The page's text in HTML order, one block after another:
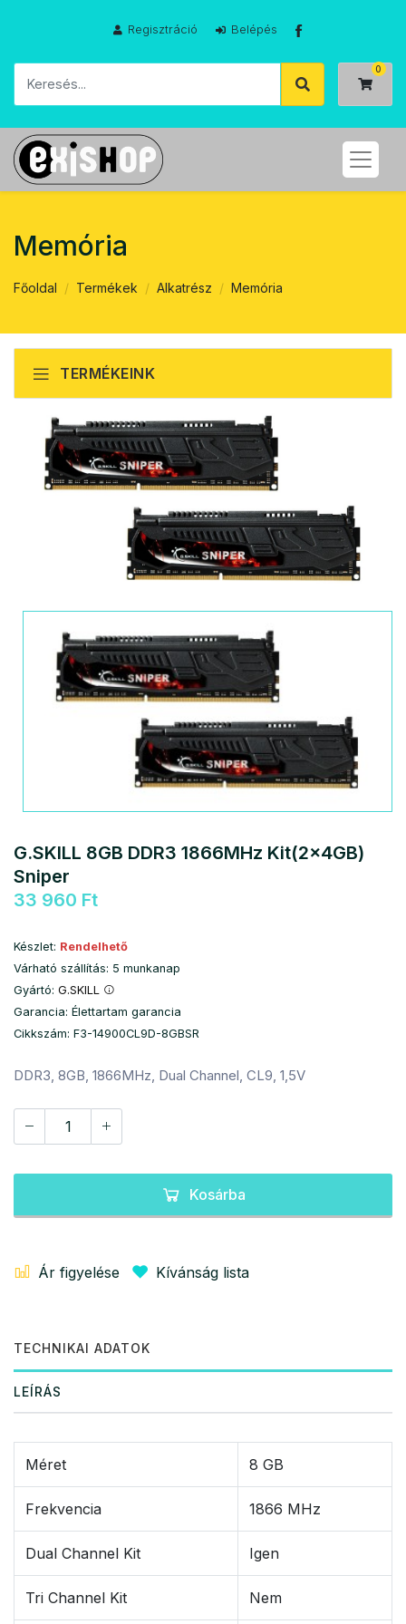
Regisztráció Belépés
Memória
Főoldal Termékek Alkatrész Memória
TERMÉKEINK
G.SKILL 8GB DDR3 1866MHz Kit(2x4GB)
Sniper
33 960 Ft
Készlet: Rendelhető
Várható szállítás: 5 munkanap
Gyártó: G.SKILL
Garancia: Élettartam garancia
Cikkszám: F3-14900CL9D-8GBSR
DDR3, 8GB, 1866MHz, Dual Channel, CL9, 1,5V
Kosárba
Ár figyelése Kívánság lista
TECHNIKAI ADATOK
LEÍRÁS
Méret 8 GB
Frekvencia 1866 MHz
Dual Channel Kit Igen
Tri Channel Kit Nem